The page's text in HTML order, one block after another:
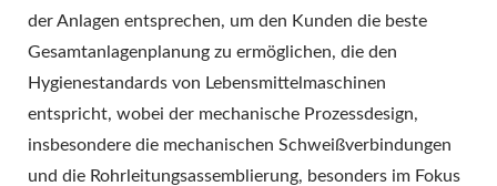
der Anlagen entsprechen, um den Kunden die beste
Gesamtanlagenplanung zu ermöglichen, die den
Hygienestandards von Lebensmittelmaschinen
entspricht, wobei der mechanische Prozessdesign,
insbesondere die mechanischen Schweißverbindungen
und die Rohrleitungsassemblierung, besonders im Fokus